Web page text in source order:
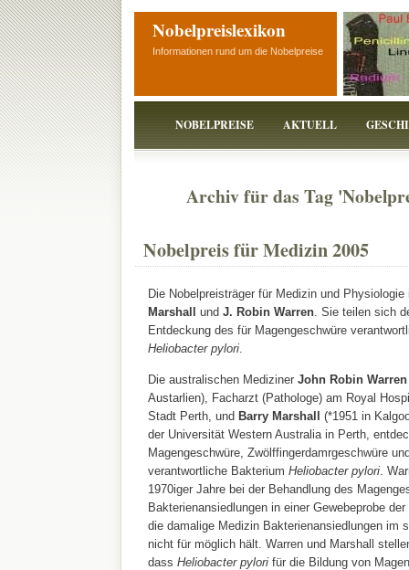
Nobelpreislexikon
Informationen rund um die Nobelpreise
NOBELPREISE AKTUELL
Archiv für das Tag
Nobelpreis für Medizin 2005
Die Nobelpreisträger für Medizin und
Marshall und J. Robin Warren. Sie teilen sich
Entdeckung des für Magengeschwüre
Heliobacter pylori.
Die australischen Mediziner John Robin
Austarlien), Facharzt (Pathologe) am Royal
Stadt Perth, und Barry Marshall (*1951 in
der Universität Western Australia in Perth,
Magengeschwüre, Zwölffingerdamrgeschwüre
verantwortliche Bakterium Heliobacter pylori.
1970iger Jahre bei der Behandlung des
Bakterienansiedlungen in einer Gewebeprobe
die damalige Medizin Bakterienansiedlungen im
nicht für möglich hält. Warren und Marshall
dass Heliobacter pylorifür die Bildung von